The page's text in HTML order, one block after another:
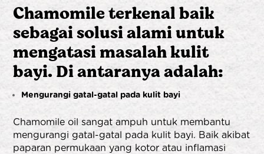
Chamomile terkenal baik
sebagai solusi alami untuk
mengatasi masalah kulit
bayi. Di antaranya adalah:
Mengurangi gatal-gatal pada kulit bayi
Chamomile oil sangat ampuh untuk membantu
mengurangi gatal-gatal pada kulit bayi. Baik akibat
paparan permukaan yang kotor atau inflamasi